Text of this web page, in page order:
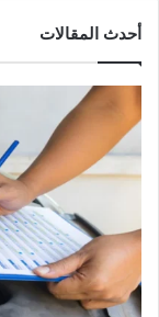
أحدث المقالات